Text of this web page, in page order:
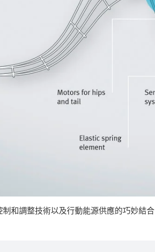
和調整技術以及行動能源供應的巧妙結合